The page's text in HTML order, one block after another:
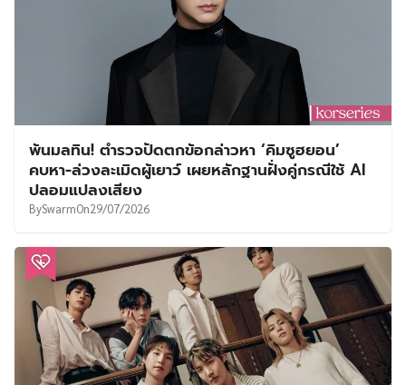
พ้นมลทิน! ตำรวจปัดตกข้อกล่าวหา ‘คิมซูฮยอน’
คบหา-ล่วงละเมิดผู้เยาว์ เผยหลักฐานฝั่งคู่กรณีใช้ AI
ปลอมแปลงเสียง
BySwarmOn29/07/2026